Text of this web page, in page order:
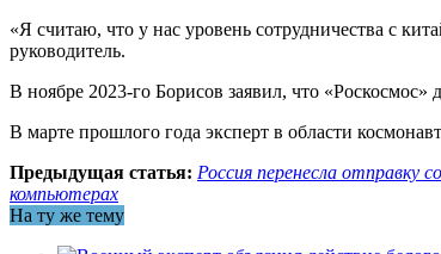
«Я считаю, что у нас уровень сотрудничества с
руководитель.
В ноябре 2023-го Борисов заявил, что
В марте прошлого года эксперт в области
Предыдущая статья: Россия перенесла отправку
компьютерах
На ту же тему